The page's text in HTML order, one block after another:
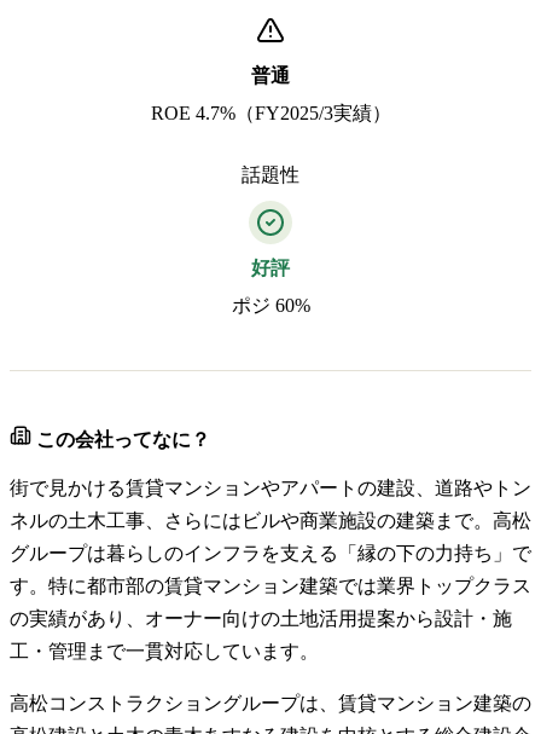
普通
ROE 4.7%（FY2025/3実績）
話題性
好評
ポジ 60%
この会社ってなに？
街で見かける賃貸マンションやアパートの建設、道路やトン
ネルの土木工事、さらにはビルや商業施設の建築まで。高松
グループは暮らしのインフラを支える「縁の下の力持ち」で
す。特に都市部の賃貸マンション建築では業界トップクラス
の実績があり、オーナー向けの土地活用提案から設計・施
工・管理まで一貫対応しています。
高松コンストラクショングループは、賃貸マンション建築の